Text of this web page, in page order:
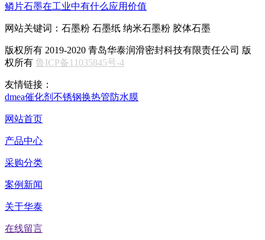
鳞片石墨在工业中有什么应用价值
网站关键词：石墨粉 石墨纸 纳米石墨粉 胶体石墨
版权所有 2019-2020 青岛华泰润滑密封科技有限责任公司 版
权所有 鲁ICP备11035845号-4
友情链接：
dmea催化剂 不锈钢换热管防水膜
网站首页
产品中心
采购分类
案例新闻
关于华泰
在线留言